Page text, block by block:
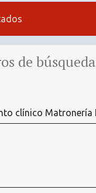
de búsqueda